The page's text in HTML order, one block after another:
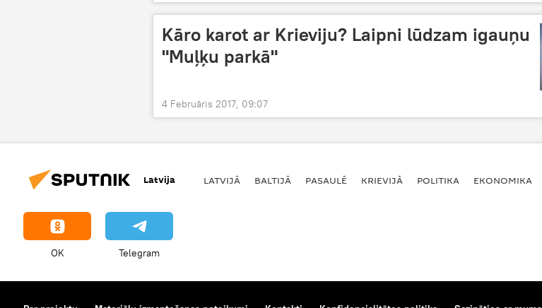
Kāro karot ar Krieviju? Laipni lūdzam igauņu
"Muļķu parkā"
4 Februāris 2017, 09:07
Latvija LATVIJĀ BALTIJĀ PASAULĒ KRIEVIJĀ POLITIKA EKONOMIKA
OK Telegram